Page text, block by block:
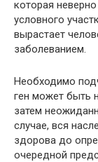
которая
условного
вырастает
заболеванием.
Необходимо
ген может быть
затем
случае, вся
здорова до
очередной